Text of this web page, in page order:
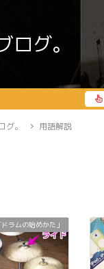
グ。
グ。 用語解説
ラムの始めかた」